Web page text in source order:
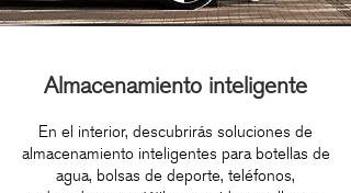
Almacenamiento inteligente
En el interior, descubrirás soluciones de
almacenamiento inteligentes para botellas de
agua, bolsas de deporte, teléfonos,